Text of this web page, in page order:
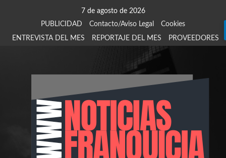
7 de agosto de 2026
PUBLICIDAD
Contacto/Aviso Legal
Cookies
ENTREVISTA DEL MES
REPORTAJE DEL MES PROVEEDORES